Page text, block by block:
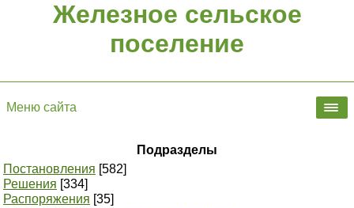
Железное сельское
поселение
Меню сайта
Подразделы
Постановления [582]
Решения [334]
Распоряжения [35]